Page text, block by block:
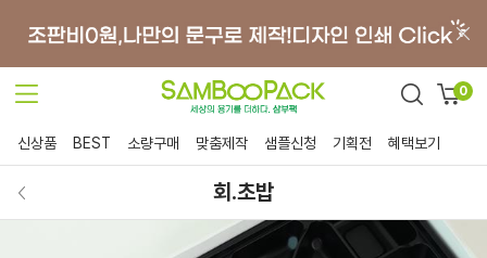
0
신상품 BEST 소량구매 맞춤제작 샘플신청 기획전 혜택보기
회.초밥